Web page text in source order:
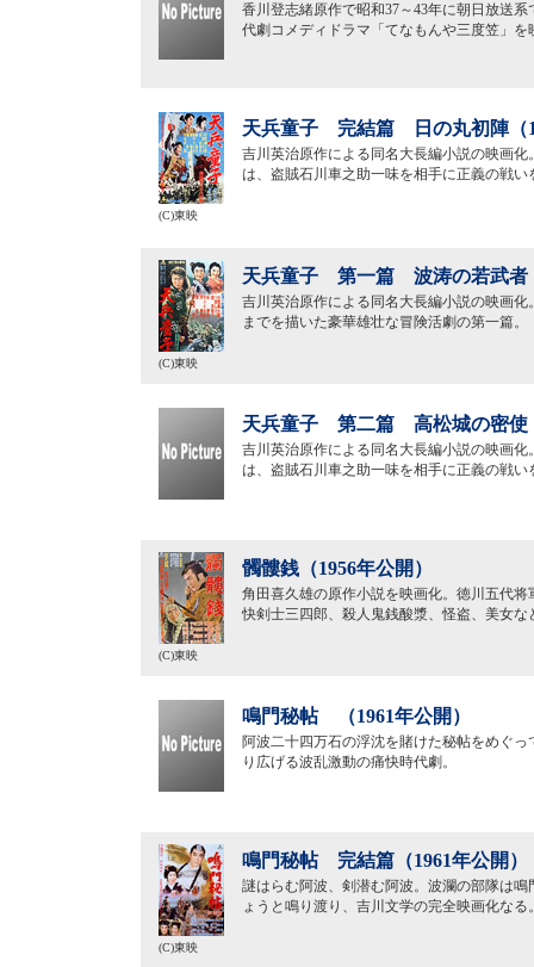
香川登志緒原作で昭和37～43年に朝日放送
代劇コメディドラマ「てなもんや三度笠」
天兵童子 完結篇 日の丸初陣（
吉川英治原作による同名大長編小説の映画
は、盗賊石川車之助一味を相手に正義の戦
(C)東映
天兵童子 第一篇 波涛の若武者
吉川英治原作による同名大長編小説の映画
までを描いた豪華雄壮な冒険活劇の第一篇
(C)東映
天兵童子 第二篇 高松城の密使
吉川英治原作による同名大長編小説の映画
は、盗賊石川車之助一味を相手に正義の戦
髑髏銭（1956年公開）
角田喜久雄の原作小説を映画化。徳川五代
快剣士三四郎、殺人鬼銭酸漿、怪盗、美女
(C)東映
鳴門秘帖 （1961年公開）
阿波二十四万石の浮沈を賭けた秘帖をめぐ
り広げる波乱激動の痛快時代劇。
鳴門秘帖 完結篇（1961年公開）
謎はらむ阿波、剣潜む阿波。波瀾の部隊は
ょうと鳴り渡り、吉川文学の完全映画化なる
(C)東映